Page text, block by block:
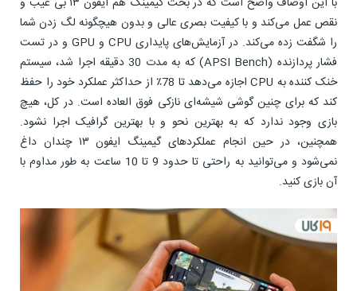
نقص عمل می‌کند و با کیفیت بصری عالی و بدون هیچگونه لگ زدن شما
را شگفت زده می‌کند. در آزمایش‌های پایداری CPU و GPU و در تست
فشار پردازنده (APSI Bench) که به مدت 30 دقیقه اجرا شد، سیستم
خنک کننده به CPU اجازه می‌دهد تا 78٪ از حداکثر عملکرد خود را حفظ
کند که برای چنین گوشی شیشه‌ای نازکی فوق العاده است. در کل، هیچ
بازی وجود ندارد که به بهترین نحو و با بهترین گرافیک اجرا نشود.
همچنین، در حین انجام عملکردهای گیمینگ ايفون ١٣ چندان داغ
نمی‌شود و می‌توانید به راحتی تا حدود 9 تا 10 ساعت به طور مداوم با
آن بازی کنید.